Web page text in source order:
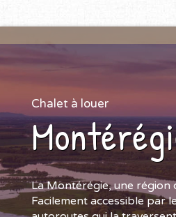
Chalet à louer
La Montérégie, une région
Facilement accessible par